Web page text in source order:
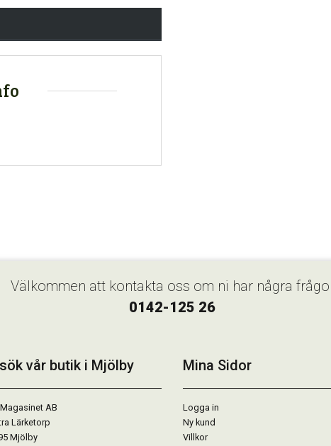
Välkommen att kontakta oss om ni har några
0142-125 26
vår butik i Mjölby
AB
Lärketorp
Mjölby
Mina Sidor
Logga in
Ny kund
Villkor